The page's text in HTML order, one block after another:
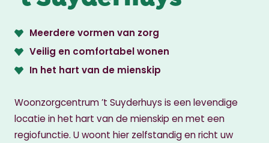
Meerdere vormen van zorg
Veilig en comfortabel wonen
In het hart van de mienskip
Woonzorgcentrum ’t Suyderhuys is een levendige
locatie in het hart van de mienskip en met een
regiofunctie. U woont hier zelfstandig en richt uw